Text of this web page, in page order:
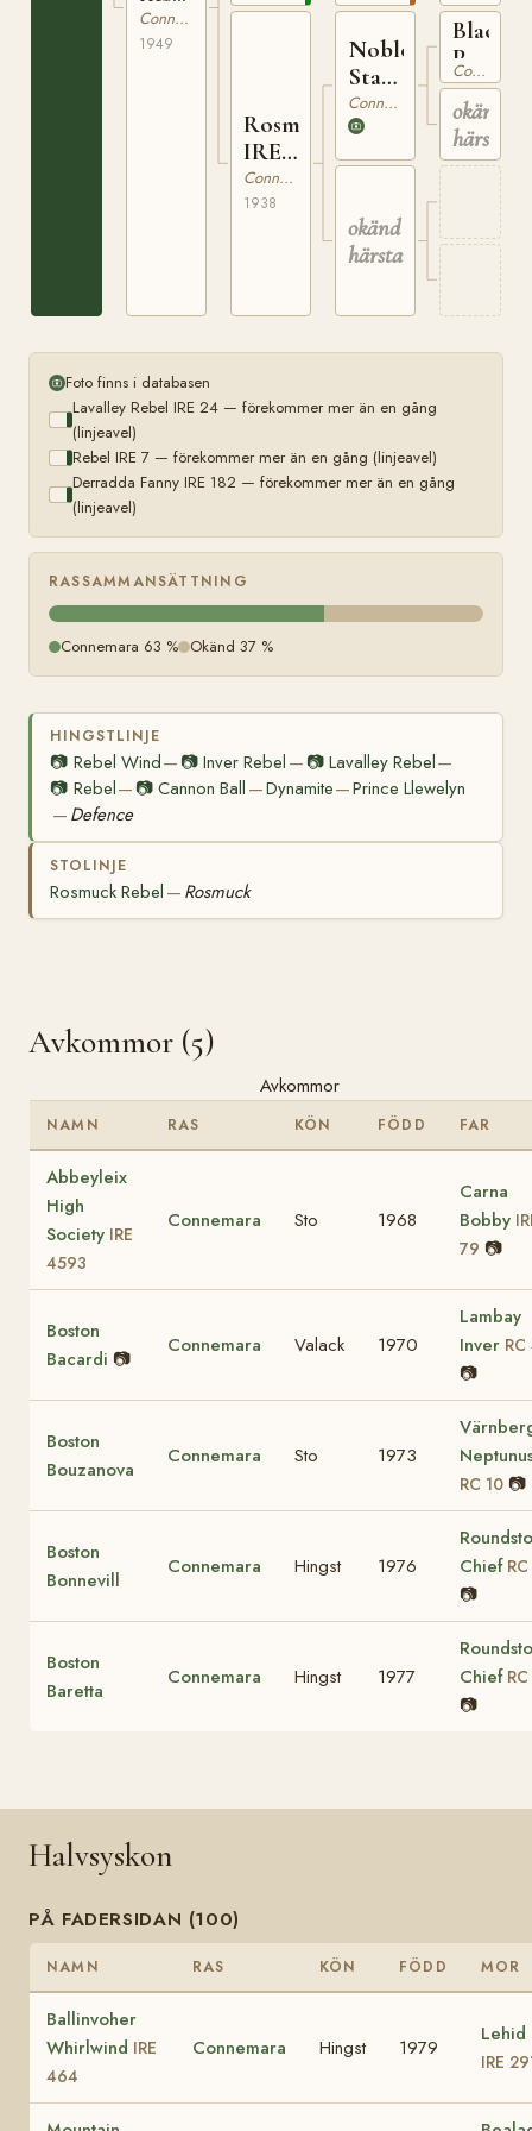
IRE
1400
Connemara
1949
Rosmuck
IRE
865Connemara
1938
Noble
Star
IRE
17
Connemara
okänd
härstamning
Black
Paddy
IRE
8
Connemara
okänd
Foto finns i databasen
Lavalley Rebel IRE 24 — förekommer mer än en gång
(linjeavel)
Rebel IRE 7 — förekommer mer än en gång (linjeavel)
Derradda Fanny IRE 182 — förekommer mer än en gång
(linjeavel)
RASSAMMANSÄTTNING
Connemara 63 % Okänd 37 %
HINGSTLINJE
📷 Rebel Wind— 📷Inver Rebel — 📷 Lavalley Rebel—
📷 Rebel— 📷Cannon Ball —Dynamite—Prince Llewelyn
— Defence
STOLINJE
Rosmuck Rebel — Rosmuck
Avkommor (5)
Avkommor
NAMN RAS KÖN FÖDD FAR
Abbeyleix
High
Society IRE
4593
Connemara Sto 1968
Carna
Bobby
79 📷
Boston
Bacardi 📷
Connemara Valack 1970
Lambay
Inver
📷
Boston
Bouzanova
Connemara Sto 1973
RC 10 📷
Boston
Bonnevill
Connemara Hingst 1976
Chief
📷
Boston
Baretta
Connemara Hingst 1977
Chief
📷
Halvsyskon
PÅ FADERSIDAN (100)
NAMN RAS KÖN FÖDD MOR
Ballinvoher
Whirlwind IRE
464
Connemara Hingst 1979
Lehid
IRE